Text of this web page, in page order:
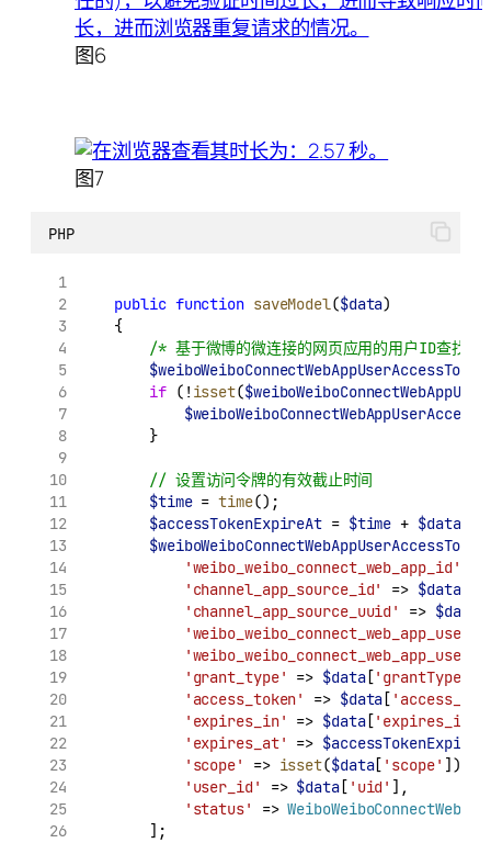
图6
图7
PHP
public function saveModel($data)
    {
/* 基于微博的微连接的网页应用的用户ID查找
$weiboWeiboConnectWebAppUserAccessToken
if (!isset(
        }
// 设置访问令牌的有效截止时间
$time = time();
$accessTokenExpireAt = $time + $data
$weiboWeiboConnectWebAppUserAccessToken
'weibo_weibo_connect_web_app_id'
'channel_app_source_id'
=> $data
'channel_app_source_uuid'
=> $data
'grant_type'
=> $data['grantType'
'access_token'
=> $data [
'expires_in'
=> $data['expires_in'
'expires_at'
=>
'scope'
=> isset($data[ 'scope' ]) ?
'user_id'
=> $data[ 'uid' ],
'status'
=>
        ];